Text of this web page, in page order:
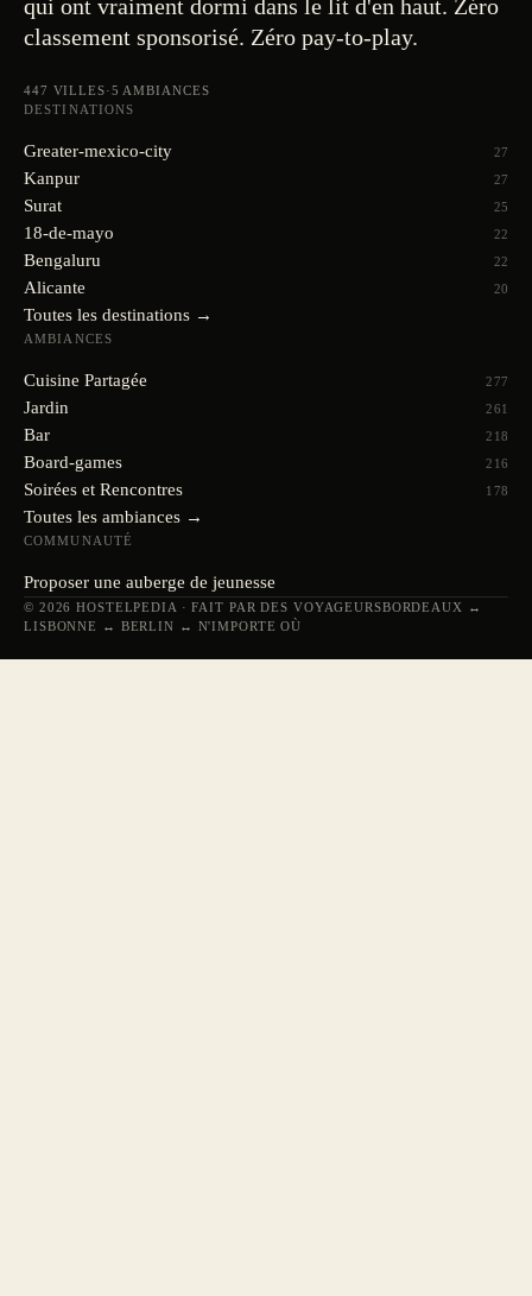
qui ont vraiment dormi dans le lit d'en haut. Zéro
classement sponsorisé. Zéro pay-to-play.
447 VILLES·5 AMBIANCES
DESTINATIONS
Greater-mexico-city 27
Kanpur 27
Surat 25
18-de-mayo 22
Bengaluru 22
Alicante 20
Toutes les destinations →
AMBIANCES
Cuisine Partagée 277
Jardin 261
Bar 218
Board-games 216
Soirées et Rencontres 178
Toutes les ambiances →
COMMUNAUTÉ
Proposer une auberge de jeunesse
© 2026 HOSTELPEDIA · FAIT PAR DES VOYAGEURSBORDEAUX ↔
LISBONNE ↔ BERLIN ↔ N'IMPORTE OÙ